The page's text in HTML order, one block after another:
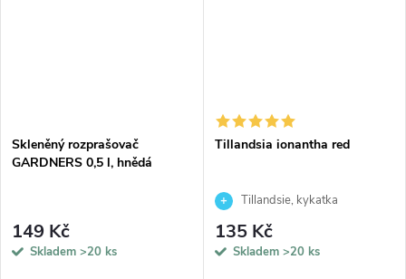
Skleněný rozprašovač
GARDNERS 0,5 l, hnědá
149 Kč
Skladem >20 ks
Tillandsia ionantha red
Tillandsie, kykatka
135 Kč
Skladem >20 ks